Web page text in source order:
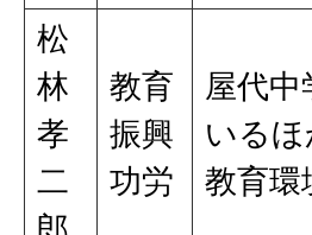
松
林
孝
二
教育
振興
功労
屋代
いる
教育環